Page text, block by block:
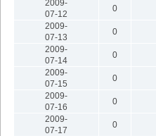
2009-
07-12
0
2009-
07-13
0
2009-
07-14
0
2009-
07-15
0
2009-
07-16
0
2009-
07-17
0